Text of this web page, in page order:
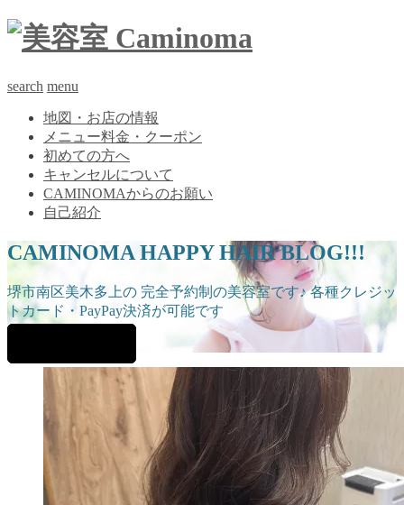
search menu
地図・お店の情報
メニュー料金・クーポン
初めての方へ
キャンセルについて
CAMINOMAからのお願い
自己紹介
CAMINOMA HAPPY HAIR BLOG!!!
堺市南区美木多上の 完全予約制の美容室です♪ 各種クレジッ
トカード・PayPay決済が可能です